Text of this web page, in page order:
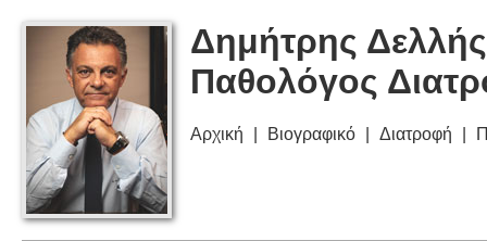
Δημήτρης
Παθολόγος
Αρχική Βιογραφικό Διατροφή